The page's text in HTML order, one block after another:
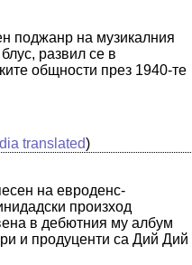
поджанр на музикалния
развил се в
общности през 1940-те
translated)
на евроденс-
произход
в дебютния му албум
и продуценти са Дий Дий